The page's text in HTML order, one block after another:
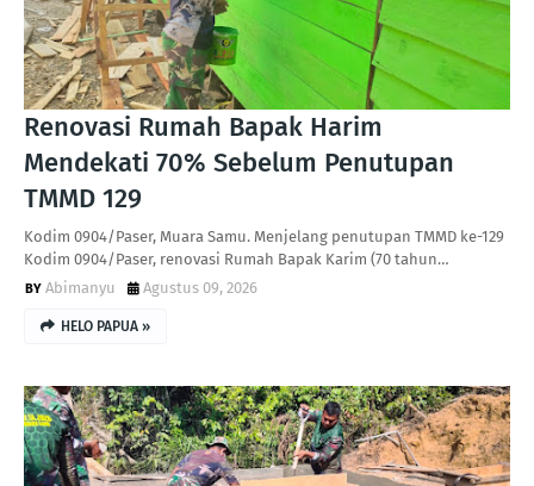
Renovasi Rumah Bapak Harim
Mendekati 70% Sebelum Penutupan
TMMD 129
Kodim 0904/Paser, Muara Samu. Menjelang penutupan TMMD ke-129
Kodim 0904/Paser, renovasi Rumah Bapak Karim (70 tahun…
Abimanyu
Agustus 09, 2026
HELO PAPUA »